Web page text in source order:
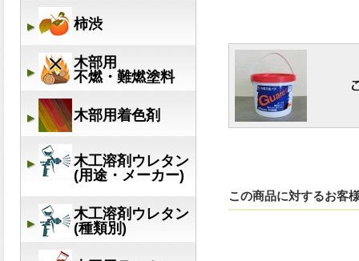
この商品に対するお客